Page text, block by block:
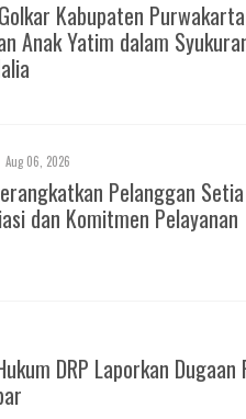
Kabupaten
Anak Yatim dalam
Aug 06, 2026
Pelanggan
dan Komitmen Pelayanan
DRP Laporkan